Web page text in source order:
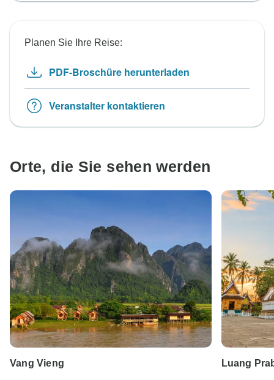
Planen Sie Ihre Reise:
PDF-Broschüre herunterladen
Veranstalter kontaktieren
Orte, die Sie sehen werden
Vang Vieng Luang